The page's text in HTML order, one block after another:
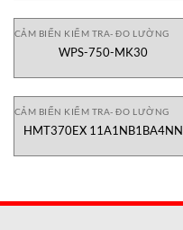
CẢM BIẾN KIỂM TRA- ĐO LƯỜNG
WPS-750-MK30
CẢM BIẾN KIỂM TRA- ĐO LƯỜNG
HMT370EX 11A1NB1BA4NN